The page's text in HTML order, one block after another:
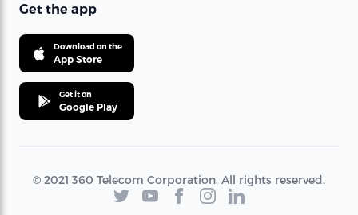
Get the app
Download on the
App Store
Get it on
Google Play
© 2021 360 Telecom Corporation. All rights reserved.